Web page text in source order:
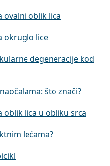
ovalni oblik lica
okruglo lice
degeneracije kod
što znači?
oblik lica u obliku srca
lećama?